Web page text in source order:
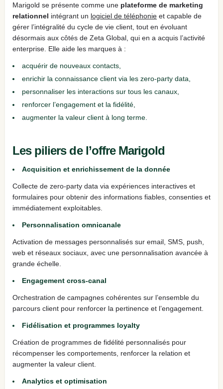
Marigold se présente comme une plateforme de marketing
relationnel intégrant un logiciel de téléphonie et capable de
gérer l’intégralité du cycle de vie client, tout en évoluant
désormais aux côtés de Zeta Global, qui en a acquis l’activité
enterprise. Elle aide les marques à :
acquérir de nouveaux contacts,
enrichir la connaissance client via les zero‑party data,
personnaliser les interactions sur tous les canaux,
renforcer l’engagement et la fidélité,
augmenter la valeur client à long terme.
Les piliers de l’offre Marigold
Acquisition et enrichissement de la donnée
Collecte de zero‑party data via expériences interactives et
formulaires pour obtenir des informations fiables, consenties et
immédiatement exploitables.
Personnalisation omnicanale
Activation de messages personnalisés sur email, SMS, push,
web et réseaux sociaux, avec une personnalisation avancée à
grande échelle.
Engagement cross‑canal
Orchestration de campagnes cohérentes sur l’ensemble du
parcours client pour renforcer la pertinence et l’engagement.
Fidélisation et programmes loyalty
Création de programmes de fidélité personnalisés pour
récompenser les comportements, renforcer la relation et
augmenter la valeur client.
Analytics et optimisation